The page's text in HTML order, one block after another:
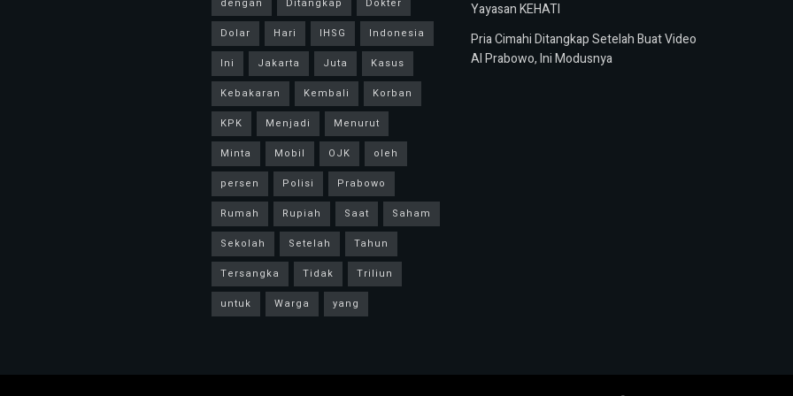
dengan
Ditangkap
Dokter
Dolar
Hari IHSG
Indonesia
Ini
Jakarta Juta
Kasus
Kebakaran
Kembali
Korban
KPK
Menjadi
Menurut
Minta
Mobil OJK
oleh
persen
Polisi
Prabowo
Rumah
Rupiah Saat
Saham
Sekolah
Setelah
Tahun
Tersangka
Tidak
Triliun
untuk
Warga yang
Yayasan KEHATI
Pria Cimahi Ditangkap Setelah Buat Video
AI Prabowo, Ini Modusnya